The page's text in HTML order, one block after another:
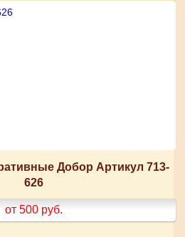
Добор Артикул 713-
626
от 500 руб.